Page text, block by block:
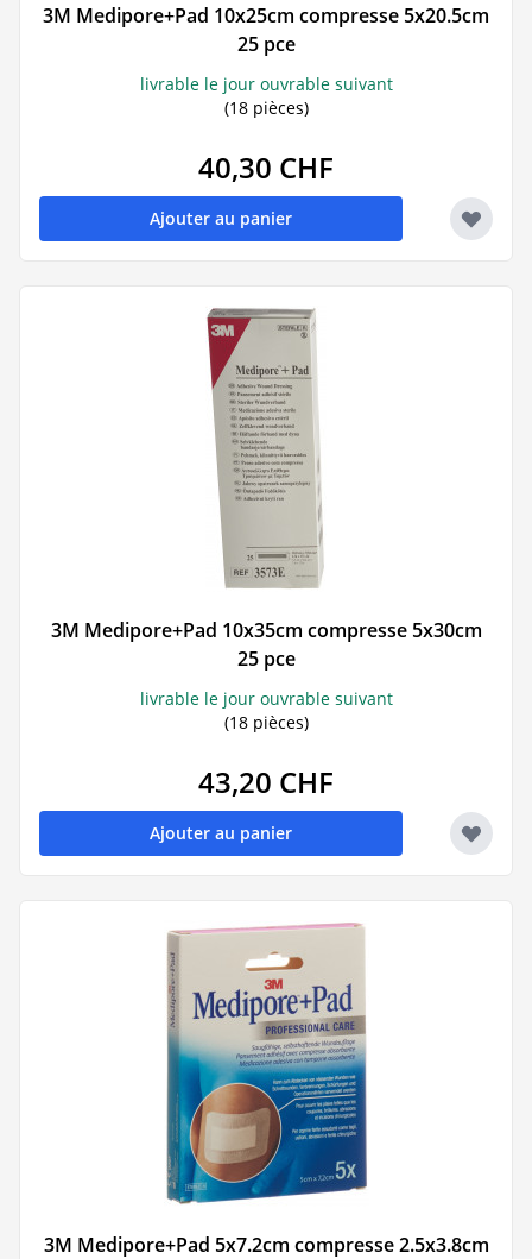
3M Medipore+Pad 10x25cm compresse 5x20.5cm
25 pce
livrable le jour ouvrable suivant
(18 pièces)
40,30 CHF
Ajouter au panier
3M Medipore+Pad 10x35cm compresse 5x30cm
25 pce
livrable le jour ouvrable suivant
(18 pièces)
43,20 CHF
Ajouter au panier
3M Medipore+Pad 5x7.2cm compresse 2.5x3.8cm